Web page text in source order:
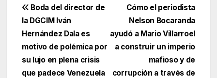
Navegación
de
entradas
Cómo el periodista
Nelson Bocaranda
ayudó a Mario Villarroel
a construir un imperio
mafioso y de
corrupción a través de
Boda del director de
la DGCIM Iván
Hernández Dala es
motivo de polémica por
su lujo en plena crisis
que padece Venezuela